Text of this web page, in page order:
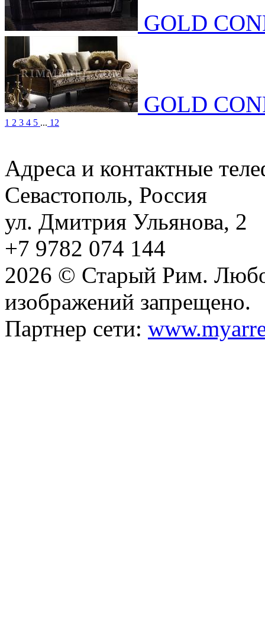
GOLD
GOLD
1 2 3 4 5 ... 12
Адреса и контактные
Севастополь, Россия
ул. Дмитрия Ульянова, 2
+7 9782 074 144
2026 © Старый Рим.
изображений запрещено.
Партнер сети: